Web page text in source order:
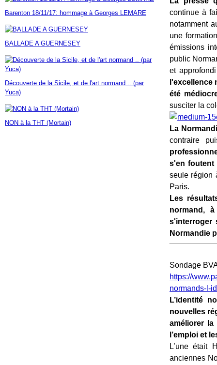
Janvier(7)
Février(9)
Janvier(18)
Mars(60)
Février(24)
Janvier(23)
Avril(14)
Mars (17)
Février(46)
Janvier (35)
Barenton 18/11/17: hommage à Georges LEMARE
BALLADE A GUERNESEY
Découverte de la Sicile, et de l'art normand .. (par
Yuca)
NON à la THT (Mortain)
continue à
notamment
une
émissions
public
et
l'excellence
été
susciter la
La
contraire
s'en foutent
seule région
Paris.
Les
normand,
s'interroger
Normandie
Sondage
https://
normands-l-
L’identité
nouvelles
améliorer
l’emploi et
L’une était
anciennes